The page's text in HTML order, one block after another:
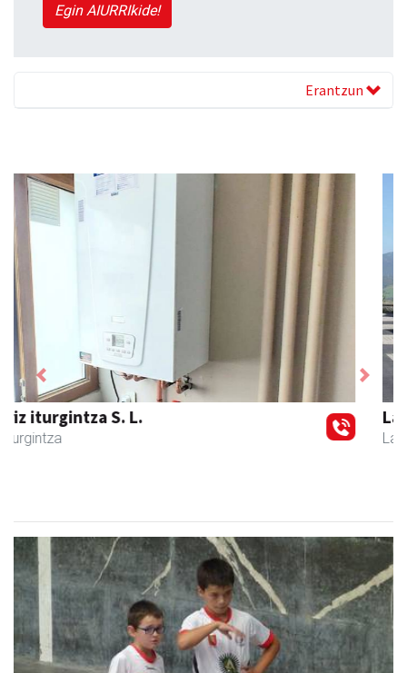
Egin AIURRIkide!
Erantzun
Larraulgo herri ostatua
Larraul - Jatetxeak
Previous Next